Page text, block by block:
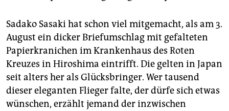
Sadako Sasaki hat schon viel mitgemacht, als am 3.
August ein dicker Briefumschlag mit gefalteten
Papierkranichen im Krankenhaus des Roten
Kreuzes in Hiroshima eintrifft. Die gelten in Japan
seit alters her als Glücksbringer. Wer tausend
dieser eleganten Flieger falte, der dürfe sich etwas
wünschen, erzählt jemand der inzwischen